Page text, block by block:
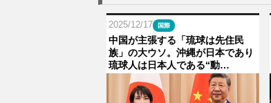
2025/12/17 国際
中国が主張する「琉球は先住民
族」の大ウソ。沖縄が日本であり
琉球人は日本人である“動…